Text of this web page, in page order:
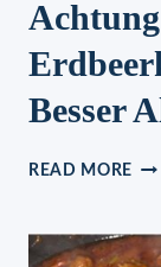
Besser
READ MORE